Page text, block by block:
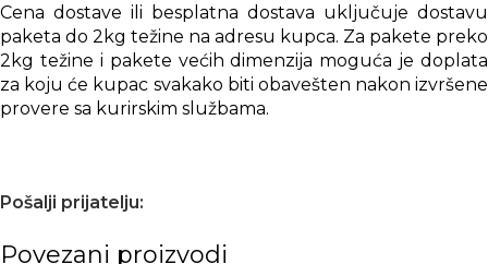
Cena dostave ili besplatna dostava uključuje dostavu
paketa do 2kg težine na adresu kupca. Za pakete preko
2kg težine i pakete većih dimenzija moguća je doplata
za koju će kupac svakako biti obavešten nakon izvršene
provere sa kurirskim službama.
Pošalji prijatelju:
Povezani proizvodi